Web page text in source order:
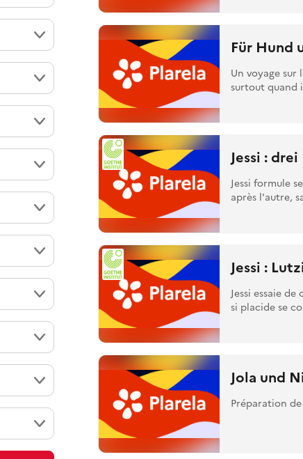
Für Hund
Un voyage sur
surtout quand
Jessi :
Jessi formule
après l'autre,
Jessi :
Jessi essaie
si placide se
Jola und
Préparation